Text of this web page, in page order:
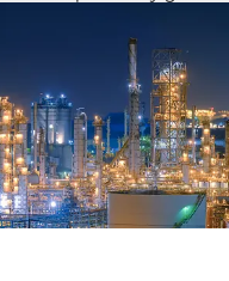
garantiza la
eficiencia para
sustancias
especializados, en
crecimiento y la